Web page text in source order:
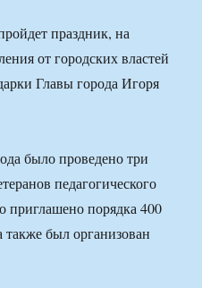
праздник, на
от городских властей
Главы города Игоря
было проведено три
педагогического
приглашено порядка 400
также был организован